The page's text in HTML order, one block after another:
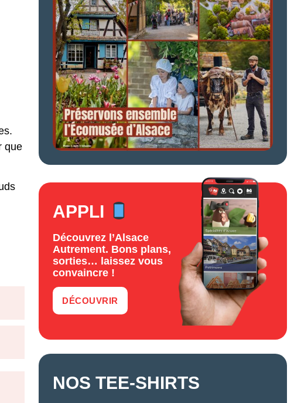
que
APPLI
Découvrez l’Alsace
Autrement. Bons plans,
sorties… laissez vous
convaincre !
DÉCOUVRIR
NOS TEE-SHIRTS